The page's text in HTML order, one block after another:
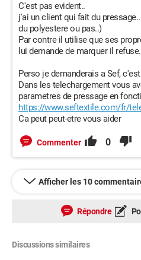
C'est pas evident..
j'ai un client qui fait du
du polyestere ou pas..)
Par contre il utilise que ses
lui demande de marquer il
Perso je demanderais a Sef,
Dans les telechargement vous
parametres de pressage en
https://www.seftextile.com/fr/
Ca peut peut-etre vous aider
Commenter 0
Afficher les 10
Répondre
Discussions similaires